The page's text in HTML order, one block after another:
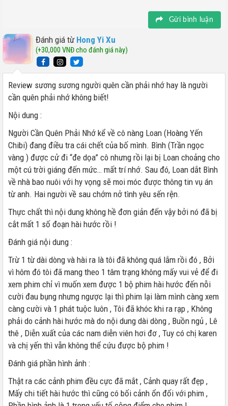
Gửi bình luận
Đánh giá từ Hong Yi Xu
(+30,000 VNĐ cho đánh giá này)
Review sương sương người quên cần phải nhớ hay là người
cần quên phải nhớ không biết!
Nội dung :
Người Cần Quên Phải Nhớ kể về cô nàng Loan (Hoàng Yến
Chibi) đang điều tra cái chết của bố mình. Bình (Trần ngọc
vàng ) được cử đi “đe dọa” cô nhưng rồi lại bị Loan choảng cho
một cú trời giáng đến mức… mất trí nhớ. Sau đó, Loan dắt Bình
về nhà bao nuôi với hy vọng sẽ moi móc được thông tin vụ án
từ anh. Hai người về sau chớm nở tình yêu sến rện.
Thực chất thì nội dung không hề đơn giản đến vậy bởi nó đã bị
cắt mất 1 số đoạn hài hước rồi !
Đánh giá nội dung :
Trừ 1 từ dài dòng và hài ra là tôi đã không quá lắm rồi đó , Bởi
vì hôm đó tôi đã mang theo 1 tâm trạng không mấy vui vẻ để đi
xem phim chỉ vì muốn xem được 1 bộ phim hài hước đến nỗi
cười đau bụng nhưng ngược lại thì phim lại làm mình càng xem
càng cười và 1 phát tuộc luôn , Tôi đã khóc khi ra rạp , Không
phải do cảnh hài hước mà do nội dung dài dòng , Buồn ngủ , Lê
thê , Diễn xuất của các nam diễn viên hơi đơ , Tuy có chị karen
và chị yến thì vẫn không thể cứu được bộ phim !
Đánh giá phần hình ảnh :
Thật ra các cảnh phim đều cực đã mắt , Cảnh quay rất đẹp ,
Mấy chi tiết hài hước thì cũng có bối cảnh ổn đối với phim ,